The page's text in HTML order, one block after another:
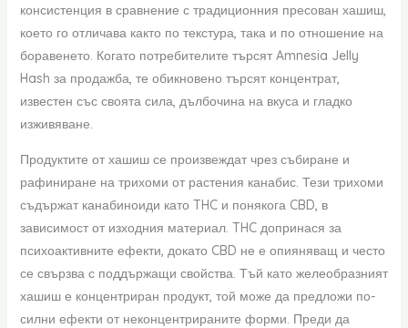
консистенция в сравнение с традиционния пресован хашиш,
което го отличава както по текстура, така и по отношение на
боравенето. Когато потребителите търсят Amnesia Jelly
Hash за продажба, те обикновено търсят концентрат,
известен със своята сила, дълбочина на вкуса и гладко
изживяване.
Продуктите от хашиш се произвеждат чрез събиране и
рафиниране на трихоми от растения канабис. Тези трихоми
съдържат канабиноиди като THC и понякога CBD, в
зависимост от изходния материал. THC допринася за
психоактивните ефекти, докато CBD не е опияняващ и често
се свързва с поддържащи свойства. Тъй като желеобразният
хашиш е концентриран продукт, той може да предложи по-
силни ефекти от неконцентрираните форми. Преди да